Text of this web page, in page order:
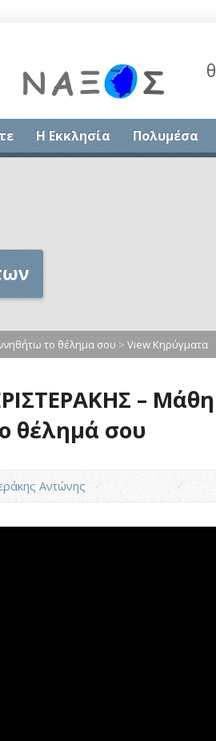
Η Εκκλησία Πολυμέσα
το θέλημα σου > View Κηρύγματα
–
θέλημά σου
Αντώνης